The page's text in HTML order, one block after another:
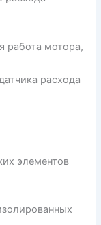
работа мотора,
расхода
элементов